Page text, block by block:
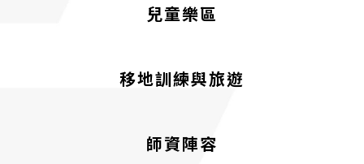
兒童樂區
移地訓練與旅遊
師資陣容